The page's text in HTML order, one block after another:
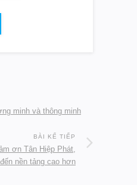
minh và thông minh
BÀI KẾ TIẾP
ơn Tân Hiệp Phát,
nền tảng cao hơn